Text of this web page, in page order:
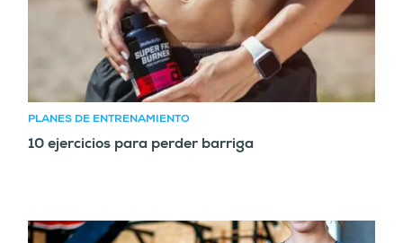
PLANES DE ENTRENAMIENTO
10 ejercicios para perder barriga